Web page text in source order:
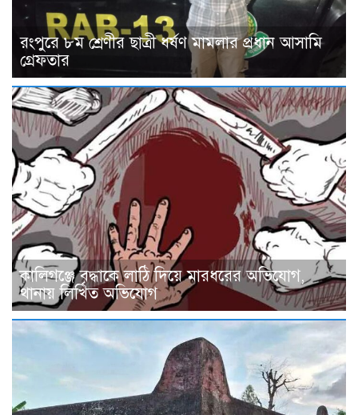
রংপুরে ৮ম শ্রেণীর ছাত্রী ধর্ষণ মামলার প্রধান আসামি
গ্রেফতার
কালিগঞ্জে বৃদ্ধাকে লাঠি দিয়ে মারধরের অভিযোগ,
থানায় লিখিত অভিযোগ